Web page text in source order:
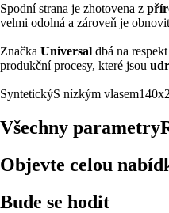
Spodní strana je zhotovena z
velmi odolná a zároveň je
Značka Universal dbá na
produkční procesy, které jsou
SyntetickýS nízkým vlasem
Všechny parametry
Objevte celou
Bude se hodit